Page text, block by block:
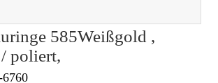
585Weißgold ,
poliert,